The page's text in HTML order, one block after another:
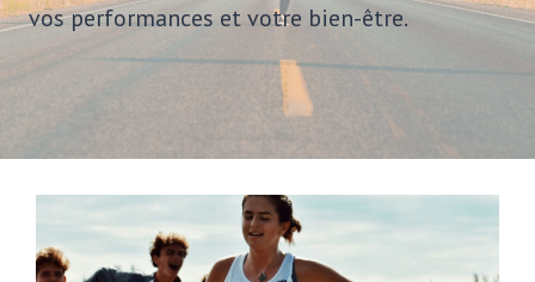
vos performances et votre bien-être.